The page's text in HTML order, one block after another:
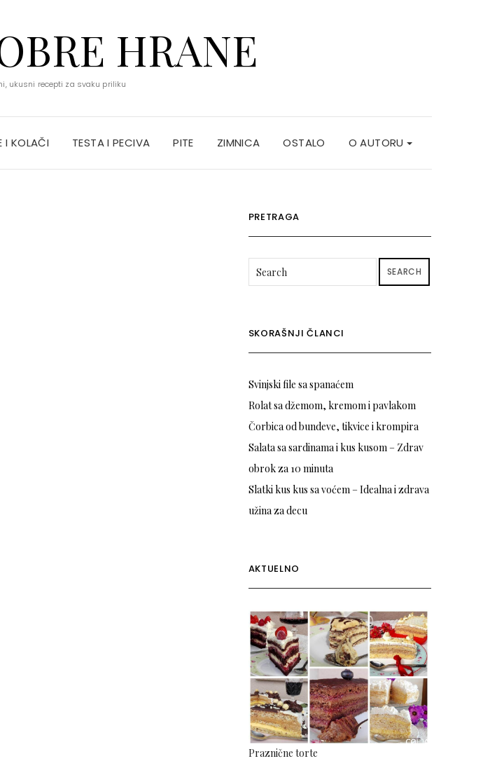
HRANE
ukusni recepti za svaku priliku
I KOLAČI TESTA I PECIVA PITE ZIMNICA OSTALO O AUTORU
PRETRAGA
SEARCH
SKORAŠNJI ČLANCI
Svinjski file sa spanaćem
Rolat sa džemom, kremom i pavlakom
Čorbica od bundeve, tikvice i krompira
Salata sa sardinama i kus kusom – Zdrav
obrok za 10 minuta
Slatki kus kus sa voćem – Idealna i zdrava
užina za decu
AKTUELNO
Praznične torte